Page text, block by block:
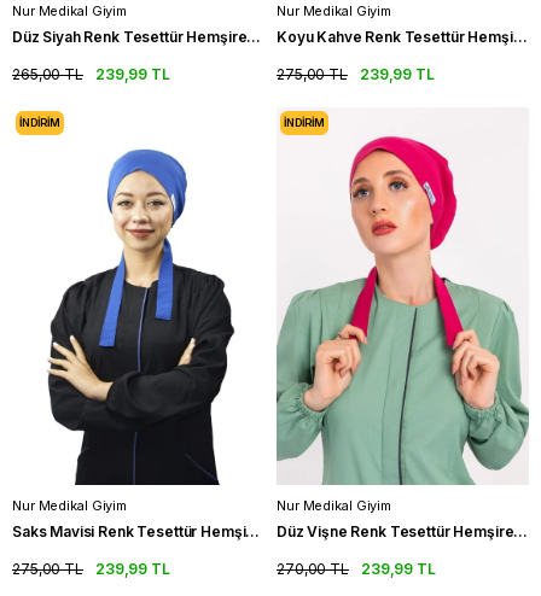
Nur Medikal Giyim
Düz Siyah Renk Tesettür Hemşire Bonesi Doktor Hekim Cerrahi Bone
239,99 TL
265,00 TL
Nur Medikal Giyim
Koyu Kahve Renk Tesettür Hemşire Bonesi Doktor Hekim Cerrahi Bone
239,99 TL
275,00 TL
Nur Medikal Giyim
Saks Mavisi Renk Tesettür Hemşire Bonesi Doktor Hekim Cerrahi Bone
239,99 TL
275,00 TL
İNDIRIM
Nur Medikal Giyim
Düz Vişne Renk Tesettür Hemşire Bonesi Doktor Hekim Cerrahi Bone
239,99 TL
270,00 TL
İNDIRIM